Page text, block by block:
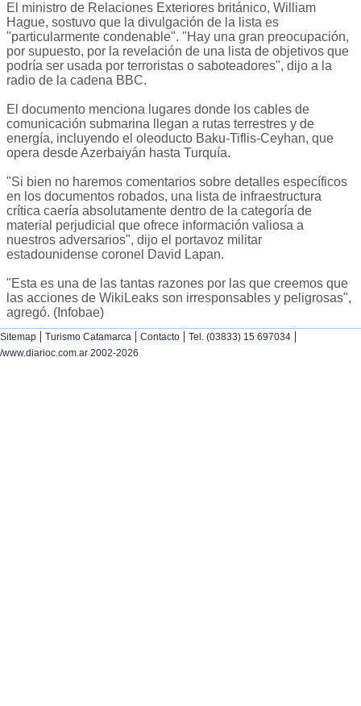
El ministro de Relaciones Exteriores británico, William
Hague, sostuvo que la divulgación de la lista es
"particularmente condenable". "Hay una gran preocupación,
por supuesto, por la revelación de una lista de objetivos que
podría ser usada por terroristas o saboteadores", dijo a la
radio de la cadena BBC.
El documento menciona lugares donde los cables de
comunicación submarina llegan a rutas terrestres y de
energía, incluyendo el oleoducto Baku-Tiflis-Ceyhan, que
opera desde Azerbaiyán hasta Turquía.
"Si bien no haremos comentarios sobre detalles específicos
en los documentos robados, una lista de infraestructura
crítica caería absolutamente dentro de la categoría de
material perjudicial que ofrece información valiosa a
nuestros adversarios", dijo el portavoz militar
estadounidense coronel David Lapan.
"Esta es una de las tantas razones por las que creemos que
las acciones de WikiLeaks son irresponsables y peligrosas",
agregó. (Infobae)
Sitemap | Turismo Catamarca | Contacto | Tel. (03833) 15 697034 |
/www.diarioc.com.ar 2002-2026